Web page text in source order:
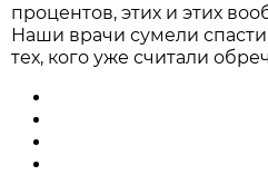
процентов, этих и этих
Наши врачи сумели
тех, кого уже считали